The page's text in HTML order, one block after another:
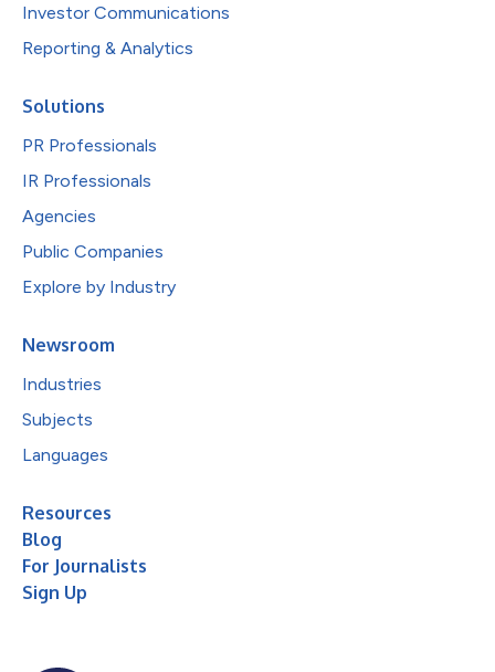
Investor Communications
Reporting & Analytics
Solutions
PR Professionals
IR Professionals
Agencies
Public Companies
Explore by Industry
Newsroom
Industries
Subjects
Languages
Resources
Blog
For Journalists
Sign Up